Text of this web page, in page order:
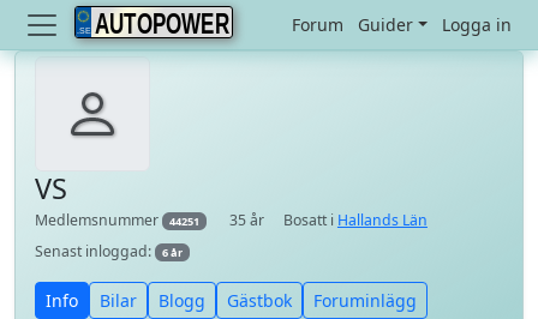
AUTOPOWER Forum Guider Logga in
VS
Medlemsnummer 44251 35 år Bosatt i Hallands Län
Senast inloggad:
6 år
Info Bilar Blogg Gästbok
Foruminlägg